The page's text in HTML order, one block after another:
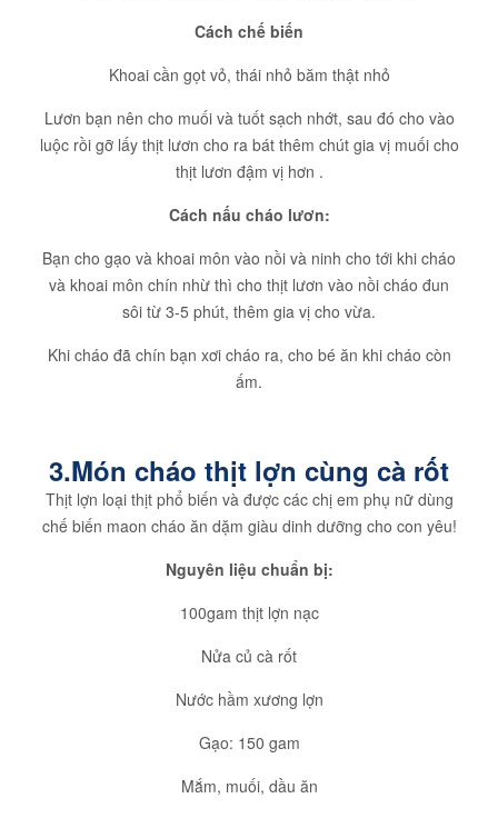
Cách chế biến
Khoai cần gọt vỏ, thái nhỏ băm thật nhỏ
Lươn bạn nên cho muối và tuốt sạch nhớt, sau đó cho vào
luộc rồi gỡ lấy thịt lươn cho ra bát thêm chút gia vị muối cho
thịt lươn đậm vị hơn .
Cách nấu cháo lươn:
Bạn cho gạo và khoai môn vào nồi và ninh cho tới khi cháo
và khoai môn chín nhừ thì cho thịt lươn vào nồi cháo đun
sôi từ 3-5 phút, thêm gia vị cho vừa.
Khi cháo đã chín bạn xơi cháo ra, cho bé ăn khi cháo còn
ấm.
3.Món cháo thịt lợn cùng cà rốt
Thịt lợn loại thịt phổ biến và được các chị em phụ nữ dùng
chế biến maon cháo ăn dặm giàu dinh dưỡng cho con yêu!
Nguyên liệu chuẩn bị:
100gam thịt lợn nạc
Nửa củ cà rốt
Nước hầm xương lợn
Gạo: 150 gam
Mắm, muối, dầu ăn